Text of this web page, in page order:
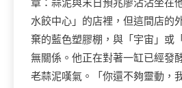
章：蒜泥與末日預兆廖沾沾坐在
水餃中心」的店裡，但這間店的
棄的藍色塑膠棚，與「宇宙」或
無關係。他正在對著一缸已經發
老蒜泥嘆氣。「你還不夠靈動，